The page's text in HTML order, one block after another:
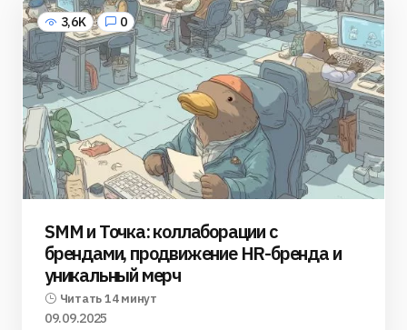
3,6K 0
SMM и Точка: коллаборации с
брендами, продвижение HR-бренда и
уникальный мерч
Читать 14 минут
09.09.2025